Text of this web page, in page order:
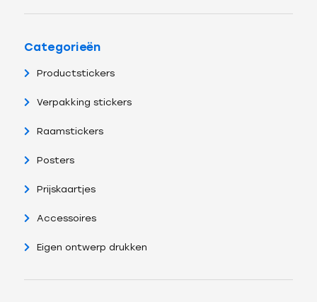
Categorieën
Productstickers
Verpakking stickers
Raamstickers
Posters
Prijskaartjes
Accessoires
Eigen ontwerp drukken